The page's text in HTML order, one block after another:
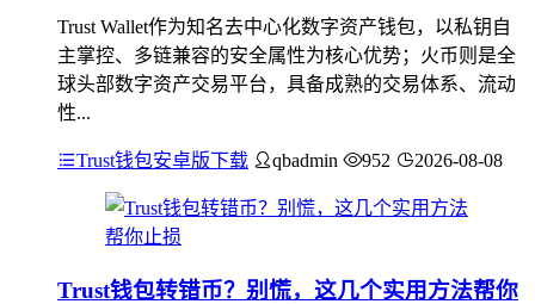
Trust Wallet作为知名去中心化数字资产钱包，以私钥自
主掌控、多链兼容的安全属性为核心优势；火币则是全
球头部数字资产交易平台，具备成熟的交易体系、流动
性...
Trust钱包安卓版下载 qbadmin 952 2026-08-08
Trust钱包转错币？别慌，这几个实用方法帮你